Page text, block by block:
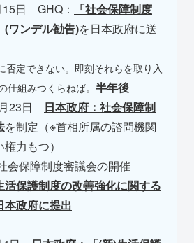
15日 GHQ：
「社会保障制度
(ワンデル勧告)を日本政府に送
否定できない。即刻それらを取り入
仕組みつくらねば。 半年後
23日 日本政府：社会保障制
を制定（※首相所属の諮問機関
力もつ）
保障制度審議会の開催
活保護制度の改善強化に関する
本政府に提出